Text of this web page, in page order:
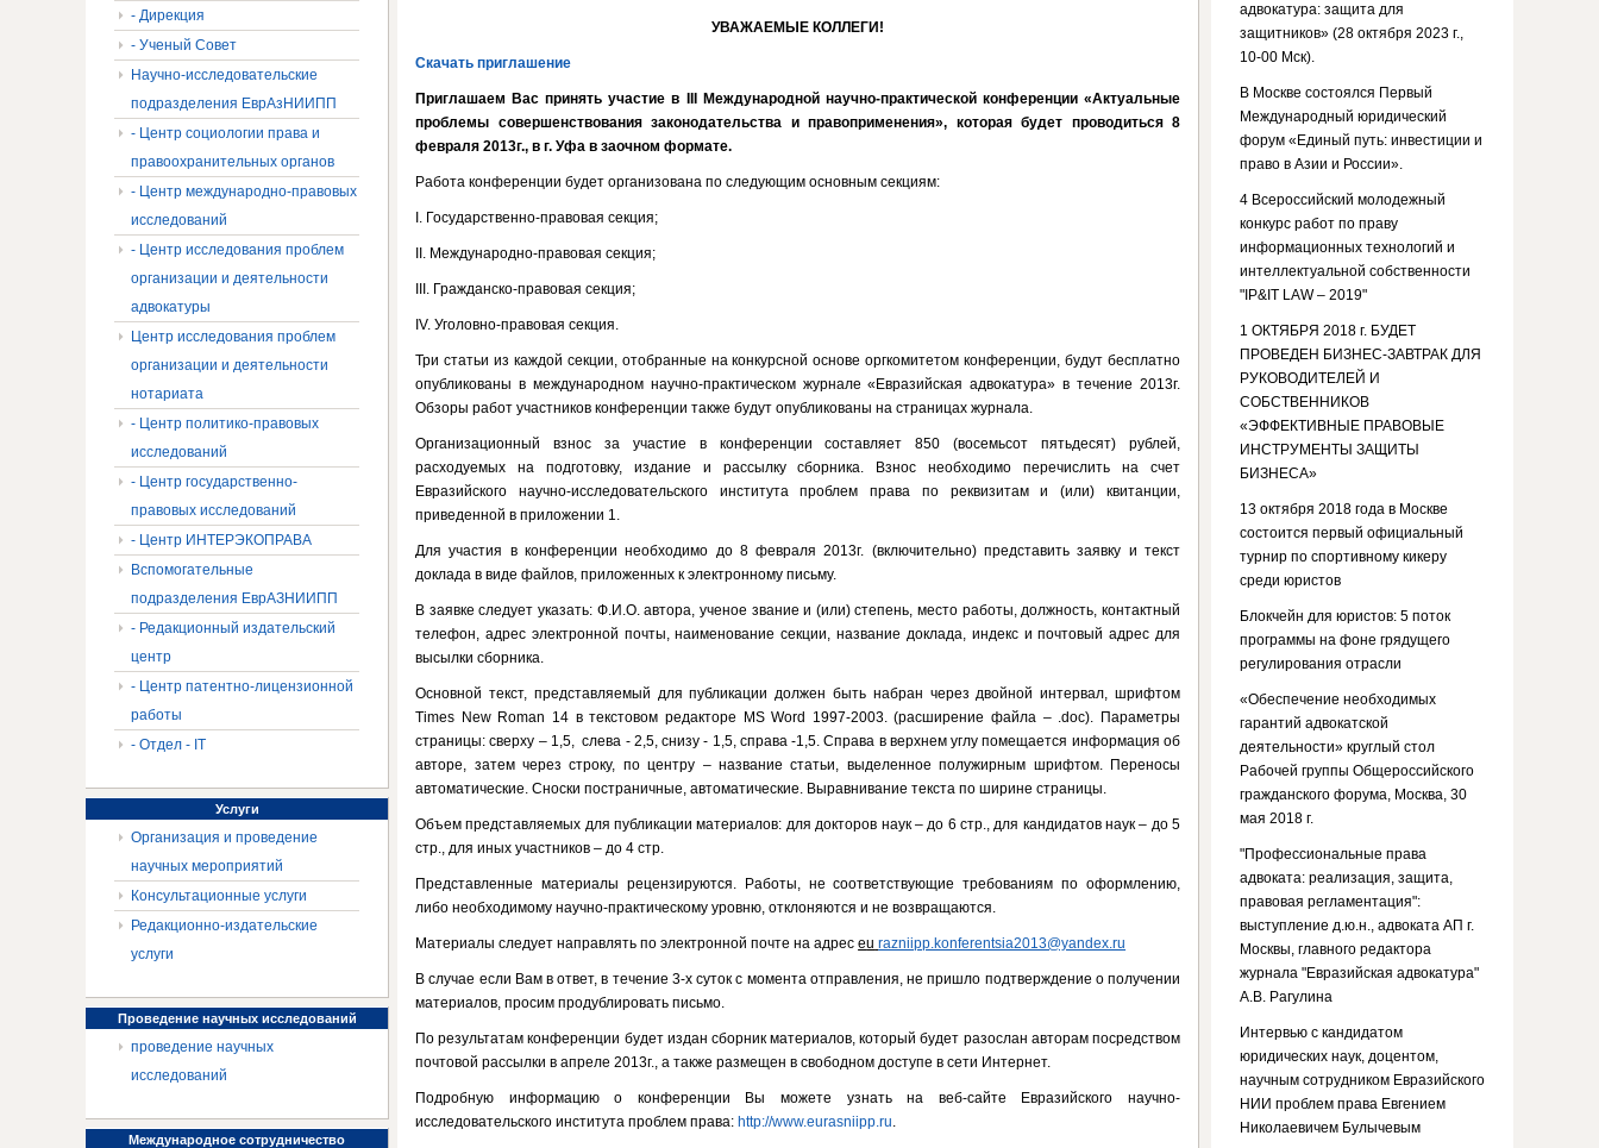
УВАЖАЕМЫЕ КОЛЛЕГИ!
Скачать приглашение
Приглашаем Вас принять участие в III Международной научно-практической конференции «Актуальные
проблемы совершенствования законодательства и правоприменения», которая будет проводиться 8
февраля 2013г., в г. Уфа в заочном формате.
Работа конференции будет организована по следующим основным секциям:
I. Государственно-правовая секция;
II. Международно-правовая секция;
III. Гражданско-правовая секция;
IV. Уголовно-правовая секция.
Три статьи из каждой секции, отобранные на конкурсной основе оргкомитетом конференции, будут бесплатно
опубликованы в международном научно-практическом журнале «Евразийская адвокатура» в течение 2013г.
Обзоры работ участников конференции также будут опубликованы на страницах журнала.
Организационный взнос за участие в конференции составляет 850 (восемьсот пятьдесят) рублей,
расходуемых на подготовку, издание и рассылку сборника. Взнос необходимо перечислить на счет
Евразийского научно-исследовательского института проблем права по реквизитам и (или) квитанции,
приведенной в приложении 1.
Для участия в конференции необходимо до 8 февраля 2013г. (включительно) представить заявку и текст
доклада в виде файлов, приложенных к электронному письму.
В заявке следует указать: Ф.И.О. автора, ученое звание и (или) степень, место работы, должность, контактный
телефон, адрес электронной почты, наименование секции, название доклада, индекс и почтовый адрес для
высылки сборника.
Основной текст, представляемый для публикации должен быть набран через двойной интервал, шрифтом
Times New Roman 14 в текстовом редакторе MS Word 1997-2003. (расширение файла – .doc). Параметры
страницы: сверху – 1,5, слева - 2,5, снизу - 1,5, справа -1,5. Справа в верхнем углу помещается информация об
авторе, затем через строку, по центру – название статьи, выделенное полужирным шрифтом. Переносы
автоматические. Сноски постраничные, автоматические. Выравнивание текста по ширине страницы.
Объем представляемых для публикации материалов: для докторов наук – до 6 стр., для кандидатов наук – до 5
стр., для иных участников – до 4 стр.
Представленные материалы рецензируются. Работы, не соответствующие требованиям по оформлению,
либо необходимому научно-практическому уровню, отклоняются и не возвращаются.
Материалы следует направлять по электронной почте на адресeu razniipp.konferentsia2013@yandex.ru
В случае если Вам в ответ, в течение 3-х суток с момента отправления, не пришло подтверждение о получении
материалов, просим продублировать письмо.
По результатам конференции будет издан сборник материалов, который будет разослан авторам посредством
почтовой рассылки в апреле 2013г., а также размещен в свободном доступе в сети Интернет.
Подробную информацию о конференции Вы можете узнать на веб-сайте Евразийского научно-
исследовательского института проблем права: http://www.eurasniipp.ru.
- Дирекция
- Ученый Совет
Научно-исследовательские
подразделения ЕврАзНИИПП
- Центр социологии права и
правоохранительных органов
- Центр международно-правовых
исследований
- Центр исследования проблем
организации и деятельности
адвокатуры
Центр исследования проблем
организации и деятельности
нотариата
- Центр политико-правовых
исследований
- Центр государственно-
правовых исследований
- Центр ИНТЕРЭКОПРАВА
Вспомогательные
подразделения ЕврАЗНИИПП
- Редакционный издательский
центр
- Центр патентно-лицензионной
работы
- Отдел - IT
Услуги
Организация и проведение
научных мероприятий
Консультационные услуги
Редакционно-издательские
услуги
Проведениенаучных исследований
проведение научных
исследований
Международное сотрудничество
адвокатура: защита для
защитников» (28 октября 2023 г.,
10-00 Мск).
В Москве состоялся Первый
Международный юридический
форум «Единый путь: инвестиции и
право в Азии и России».
4 Всероссийский молодежный
конкурс работ по праву
информационных технологий и
интеллектуальной собственности
"IP&IT LAW – 2019"
1 ОКТЯБРЯ 2018 г. БУДЕТ
ПРОВЕДЕН БИЗНЕС-ЗАВТРАК ДЛЯ
РУКОВОДИТЕЛЕЙ И
СОБСТВЕННИКОВ
«ЭФФЕКТИВНЫЕ ПРАВОВЫЕ
ИНСТРУМЕНТЫ ЗАЩИТЫ
БИЗНЕСА»
13 октября 2018 года в Москве
состоится первый официальный
турнир по спортивному кикеру
среди юристов
Блокчейн для юристов: 5 поток
программы на фоне грядущего
регулирования отрасли
«Обеспечение необходимых
гарантий адвокатской
деятельности» круглый стол
Рабочей группы Общероссийского
гражданского форума, Москва, 30
мая 2018 г.
"Профессиональные права
адвоката: реализация, защита,
правовая регламентация":
выступление д.ю.н., адвоката АП г.
Москвы, главного редактора
журнала "Евразийская адвокатура"
А.В. Рагулина
Интервью с кандидатом
юридических наук, доцентом,
научным сотрудником Евразийского
НИИ проблем права Евгением
Николаевичем Булычевым